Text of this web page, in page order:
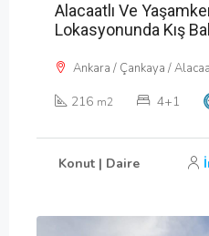
Alacaatlı Ve
Lokasyonunda Kış
Ankara / Çankaya /
216 m2 4+1
Konut | Daire